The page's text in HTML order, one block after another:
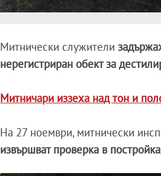
Митнически служители
нерегистриран обект за
Митничари иззеха над тон и
На 27 ноември, митнически
извършват проверка в